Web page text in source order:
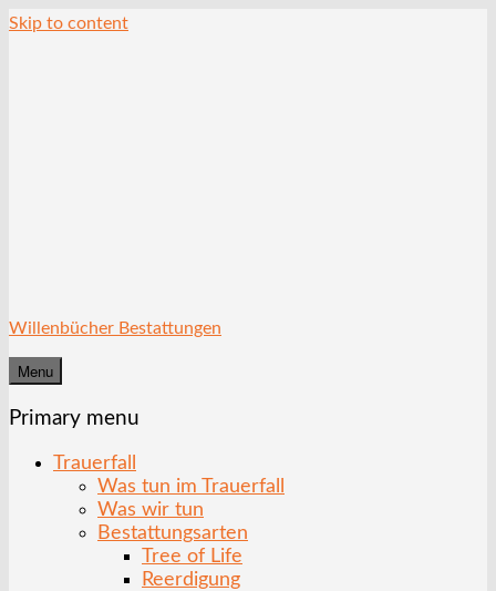
Skip to content
Willenbücher Bestattungen
Menu
Primary menu
Trauerfall
Was tun im Trauerfall
Was wir tun
Bestattungsarten
Tree of Life
Reerdigung